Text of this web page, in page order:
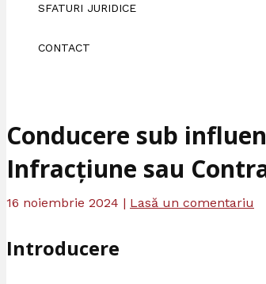
SFATURI JURIDICE
CONTACT
Conducere sub
Infracțiune sau
16 noiembrie 2024 | Lasă un comentariu
Introducere